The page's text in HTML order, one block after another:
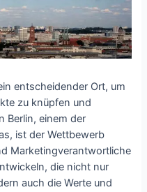
entscheidender Ort, um
zu knüpfen und
Berlin, einem der
ist der Wettbewerb
Marketingverantwortliche
die nicht nur
auch die Werte und